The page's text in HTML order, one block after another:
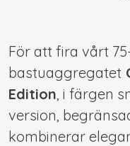
För att fira vårt
bastuaggregatet
Edition , i färgen
version,
kombinerar